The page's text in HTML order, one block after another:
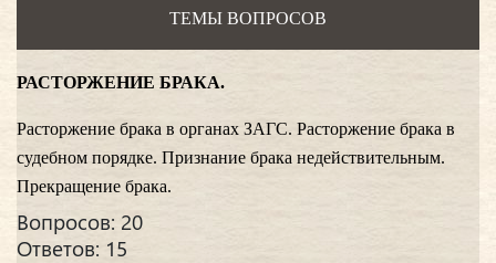
ТЕМЫ ВОПРОСОВ
РАСТОРЖЕНИЕ БРАКА.
Расторжение брака в органах ЗАГС. Расторжение брака в
судебном порядке. Признание брака недействительным.
Прекращение брака.
Вопросов: 20
Ответов: 15